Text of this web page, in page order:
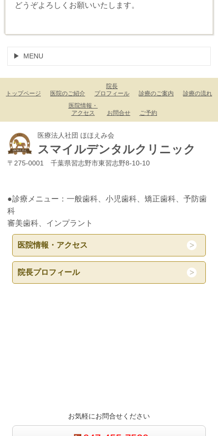
どうぞよろしくお願いいたします。
MENU
トップページ 医院のご紹介
院長
プロフィール
診療のご案内
診療の流れ
医院情報・
アクセス
お問合せ ご予約
医療法人社団 ほほえみ会
スマイルデンタルクリニック
〒275-0001 千葉県習志野市東習志野8-10-10
●診療メニュー：一般歯科、小児歯科、矯正歯科、予防歯
科
審美歯科、インプラント
医院情報・アクセス
院長プロフィール
お気軽にお問合せください